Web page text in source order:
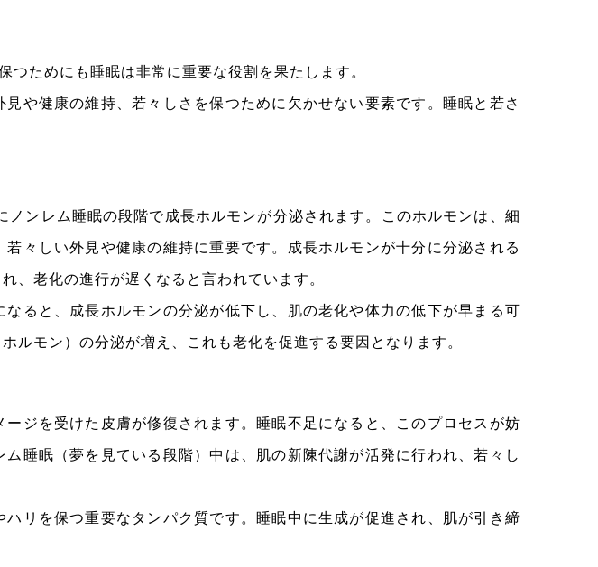
つためにも睡眠は非常に重要な役割を果たします。
や健康の維持、若々しさを保つために欠かせない要素です。睡眠と若さ
ンレム睡眠の段階で成長ホルモンが分泌されます。このホルモンは、細
々しい外見や健康の維持に重要です。成長ホルモンが十分に分泌される
、老化の進行が遅くなると言われています。
ると、成長ホルモンの分泌が低下し、肌の老化や体力の低下が早まる可
ルモン）の分泌が増え、これも老化を促進する要因となります。
ジを受けた皮膚が修復されます。睡眠不足になると、このプロセスが妨
睡眠（夢を見ている段階）中は、肌の新陳代謝が活発に行われ、若々し
リを保つ重要なタンパク質です。睡眠中に生成が促進され、肌が引き締